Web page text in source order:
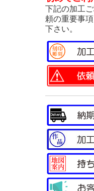
下記の加工
頼の重要事
下さい。